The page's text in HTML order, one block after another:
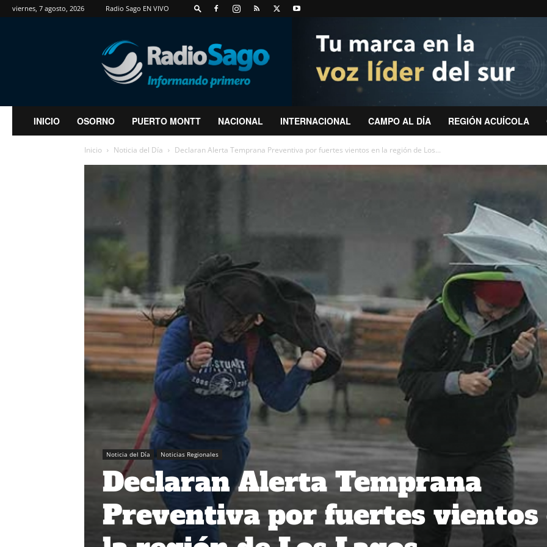
viernes, 7 agosto, 2026 Radio Sago EN VIVO
RadioSago
INICIO OSORNO PUERTO MONTT NACIONAL INTERNACIONAL CAMPO AL DÍA REGIÓN ACUÍCOLA
Inicio Noticia del Día Declaran Alerta Temprana Preventiva por fuertes vientos en la región de Los...
Noticia del Día Noticias Regionales
Declaran Alerta Temprana
Preventiva por fuertes vientos